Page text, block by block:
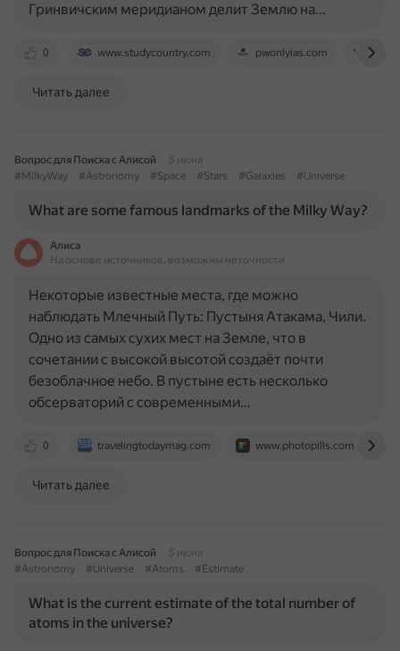
0 www.studycountry.com pwonlyias.com
Гринвичским меридианом делит Землю на…
Читать далее
Вопрос для Поиска с Алисой
5 июня
#MilkyWay
#Astronomy #Space #Stars #Galaxies #Universe
What are some famous landmarks of the Milky Way?
Алиса
На основе источников, возможны неточности
0 travelingtodaymag.com www.photopills.com
Некоторые известные места, где можно
наблюдать Млечный Путь: Пустыня Атакама, Чили.
Одно из самых сухих мест на Земле, что в
сочетании с высокой высотой создаёт почти
безоблачное небо. В пустыне есть несколько
обсерваторий с современными…
Читать далее
Вопрос для Поиска с Алисой
5 июня
#Astronomy
#Universe #Atoms #Estimate
What is the current estimate of the total number of
atoms in the universe?